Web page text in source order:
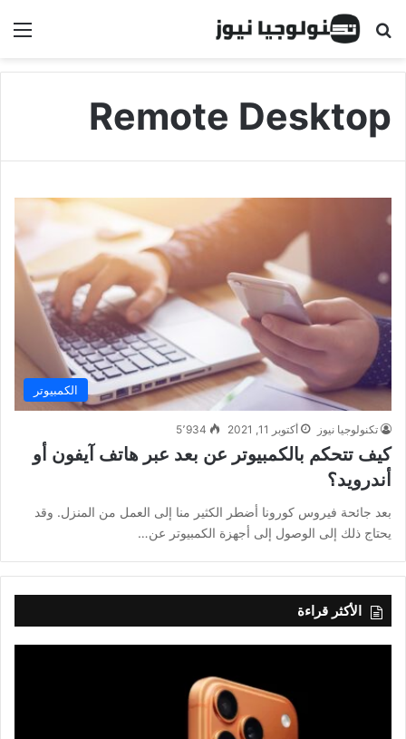
البحث عن
Remote Desktop
الكمبيوتر
تكنولوجيا نيوز أكتوبر 11, 2021 5٬934
كيف تتحكم بالكمبيوتر عن بعد عبر هاتف آيفون أو
أندرويد؟
بعد جائحة فيروس كورونا أضطر الكثير منا إلى العمل من المنزل. وقد
يحتاج ذلك إلى الوصول إلى أجهزة الكمبيوتر عن…
الأكثر قراءة